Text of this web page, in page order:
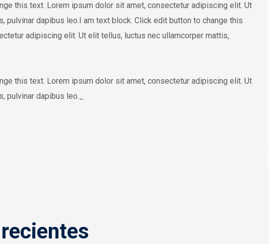
this text. Lorem ipsum dolor sit amet, consectetur adipiscing elit. Ut
pulvinar dapibus leo.I am text block. Click edit button to change this
adipiscing elit. Ut elit tellus, luctus nec ullamcorper mattis,
this text. Lorem ipsum dolor sit amet, consectetur adipiscing elit. Ut
pulvinar dapibus leo.​_